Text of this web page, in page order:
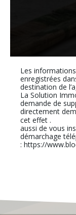
Les
enregistrées
destination de
La Solution
demande de
directement
cet effet .
aussi de vous
démarchage
: https://